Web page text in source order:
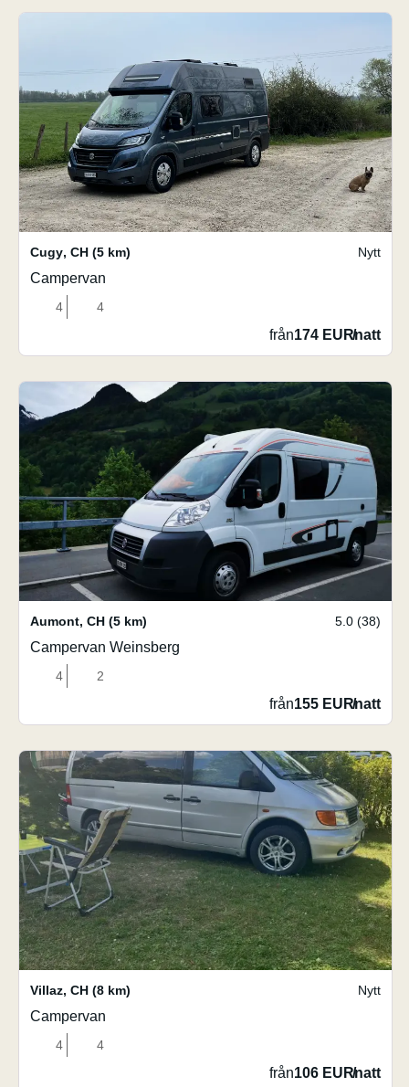
Cugy, CH (5 km) Nytt
Campervan
4 4
från174 EUR/natt
Aumont, CH (5 km) 5.0 (38)
Campervan Weinsberg
4 2
från155 EUR/natt
Villaz, CH (8 km) Nytt
Campervan
4 4
från106 EUR/natt